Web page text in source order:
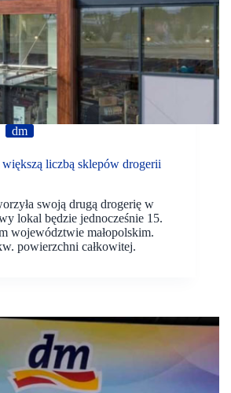
dm
większą liczbą sklepów drogerii
swoją drugą drogerię w
lokal będzie jednocześnie 15.
województwie małopolskim.
powierzchni całkowitej.